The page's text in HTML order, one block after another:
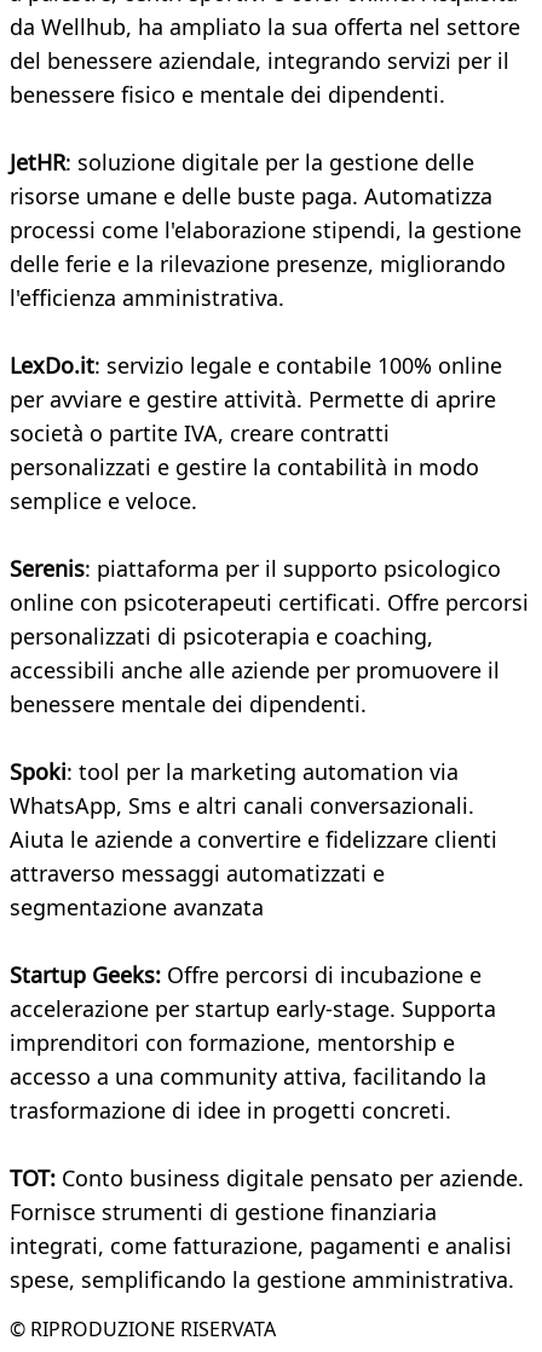
da Wellhub, ha ampliato la sua offerta nel settore
del benessere aziendale, integrando servizi per il
benessere fisico e mentale dei dipendenti.
JetHR: soluzione digitale per la gestione delle
risorse umane e delle buste paga. Automatizza
processi come l'elaborazione stipendi, la gestione
delle ferie e la rilevazione presenze, migliorando
l'efficienza amministrativa.
LexDo.it: servizio legale e contabile 100% online
per avviare e gestire attività. Permette di aprire
società o partite IVA, creare contratti
personalizzati e gestire la contabilità in modo
semplice e veloce.
Serenis: piattaforma per il supporto psicologico
online con psicoterapeuti certificati. Offre percorsi
personalizzati di psicoterapia e coaching,
accessibili anche alle aziende per promuovere il
benessere mentale dei dipendenti.
Spoki: tool per la marketing automation via
WhatsApp, Sms e altri canali conversazionali.
Aiuta le aziende a convertire e fidelizzare clienti
attraverso messaggi automatizzati e
segmentazione avanzata
Startup Geeks: Offre percorsi di incubazione e
accelerazione per startup early-stage. Supporta
imprenditori con formazione, mentorship e
accesso a una community attiva, facilitando la
trasformazione di idee in progetti concreti.
TOT: Conto business digitale pensato per aziende.
Fornisce strumenti di gestione finanziaria
integrati, come fatturazione, pagamenti e analisi
spese, semplificando la gestione amministrativa.
© RIPRODUZIONE RISERVATA